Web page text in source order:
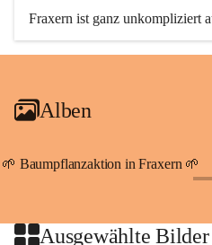
Fraxern ist ganz unkompliziert
den öffentlichen
An Samstagen, Sonn- und
persönlichen Linienbus zur
Haltestelle bestellen. Sowohl
beide Fahrten Weiler-Fraxern-
Alben
🌱 Baumpflanzaktion in Fraxern 🌱
Ausgewählte Bilder